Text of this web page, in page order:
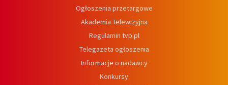
Ogłoszenia przetargowe
Akademia Telewizyjna
Regulamin tvp.pl
Telegazeta ogłoszenia
Informacje o nadawcy
Konkursy